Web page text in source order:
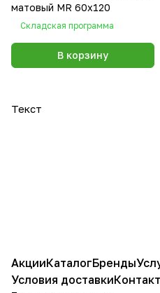
матовый MR 60x120
Складская программа
В корзину
Текст
АкцииКаталогБренды
Условия доставки